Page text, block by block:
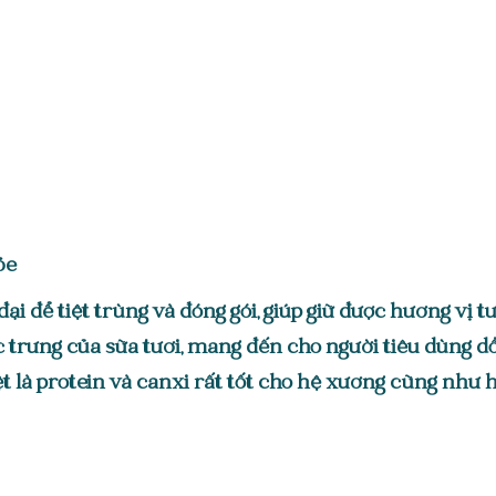
để tiệt trùng và đóng gói, giúp giữ được hương vị
của sữa tươi, mang đến cho người tiêu dùng
là protein và canxi rất tốt cho hệ xương cũng như